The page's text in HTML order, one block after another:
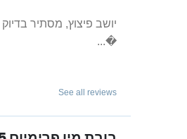
יושב פיצוץ, מסתיר
�...
See all reviews